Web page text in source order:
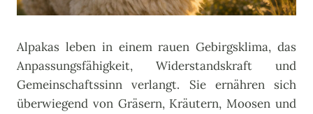
Alpakas leben in einem rauen Gebirgsklima, das
Anpassungsfähigkeit, Widerstandskraft und
Gemeinschaftssinn verlangt. Sie ernähren sich
überwiegend von Gräsern, Kräutern, Moosen und